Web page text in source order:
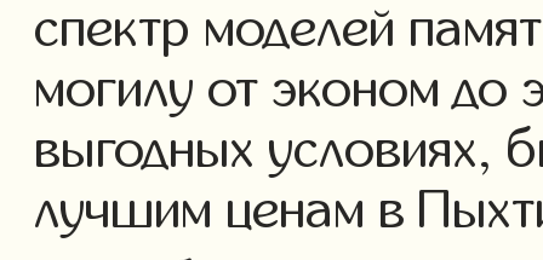
спектр моделей
могилу от эконом до
выгодных условиях,
лучшим ценам в